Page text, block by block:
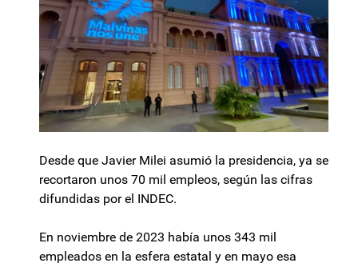
Desde que Javier Milei asumió la presidencia, ya se
recortaron unos 70 mil empleos, según las cifras
difundidas por el INDEC.
En noviembre de 2023 había unos 343 mil
empleados en la esfera estatal y en mayo esa